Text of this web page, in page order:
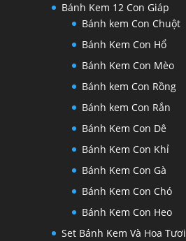
Bánh Kem 12 Con Giáp
Bánh kem Con Chuột
Bánh Kem Con Hổ
Bánh Kem Con Mèo
Bánh kem Con Rồng
Bánh kem Con Rắn
Bánh Kem Con Dê
Bánh Kem Con Khỉ
Bánh Kem Con Gà
Bánh Kem Con Chó
Bánh Kem Con Heo
Set Bánh Kem Và Hoa Tươi